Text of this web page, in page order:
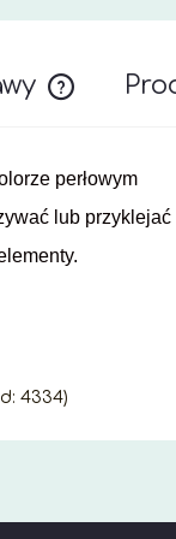
perłowym
lub przyklejać
4334)